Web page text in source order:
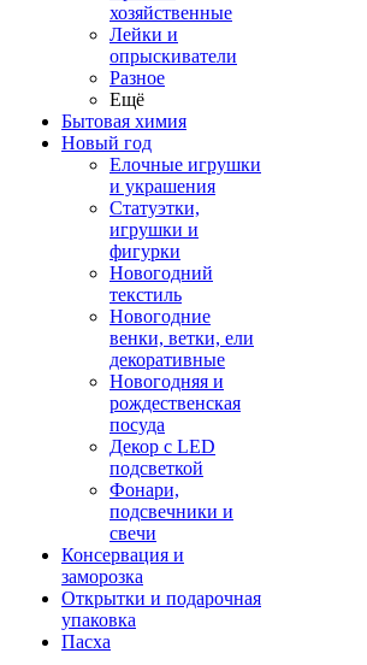
хозяйственные
Лейки и
опрыскиватели
Разное
Ещё
Бытовая химия
Новый год
Елочные игрушки
и украшения
Статуэтки,
игрушки и
фигурки
Новогодний
текстиль
Новогодние
венки, ветки, ели
декоративные
Новогодняя и
рождественская
посуда
Декор с LED
подсветкой
Фонари,
подсвечники и
свечи
Консервация и
заморозка
Открытки и подарочная
упаковка
Пасха